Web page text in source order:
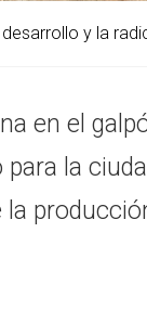
y la
en el
la